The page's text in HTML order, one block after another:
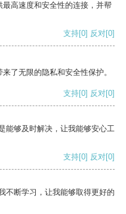
高速度和安全性的连接，并帮
支持[0] 反对[0]
了无限的隐私和安全性保护。
支持[0] 反对[0]
能够及时解决，让我能够安心工
支持[0] 反对[0]
不断学习，让我能够取得更好的